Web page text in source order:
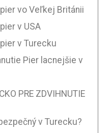
vo Veľkej Británii
v USA
v Turecku
Pier lacnejšie v
PRE ZDVIHNUTIE
v Turecku?